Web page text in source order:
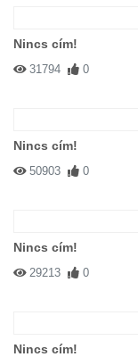
Nincs cím!
31794 0
Nincs cím!
50903 0
Nincs cím!
29213 0
Nincs cím!